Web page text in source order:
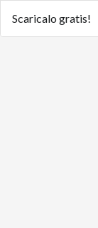
Scaricalo gratis!